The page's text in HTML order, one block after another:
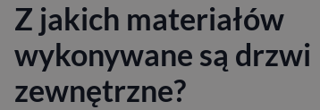
Z jakich materiałów
wykonywane są drzwi
zewnętrzne?